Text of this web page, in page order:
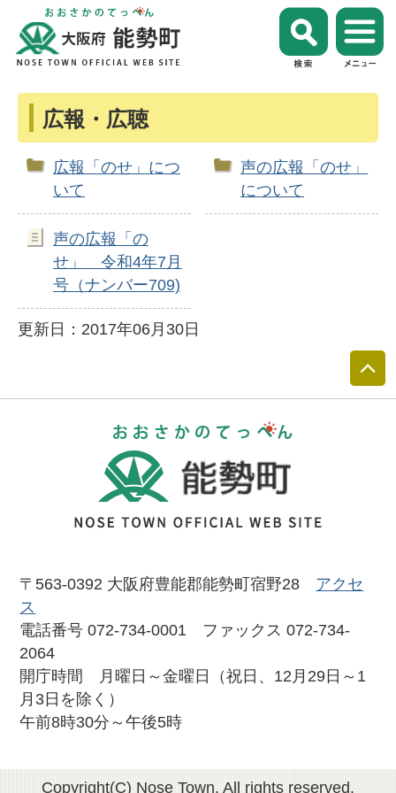
広報・広聴
広報「のせ」につ
いて
声の広報「のせ」
について
声の広報「の
せ」 令和4年7月
号（ナンバー709)
更新日：2017年06月30日
〒563-0392 大阪府豊能郡能勢町宿野28 アクセ
ス
電話番号 072-734-0001 ファックス 072-734-
2064
開庁時間 月曜日～金曜日（祝日、12月29日～1
月3日を除く）
午前8時30分～午後5時
Copyright(C) Nose Town. All rights reserved.